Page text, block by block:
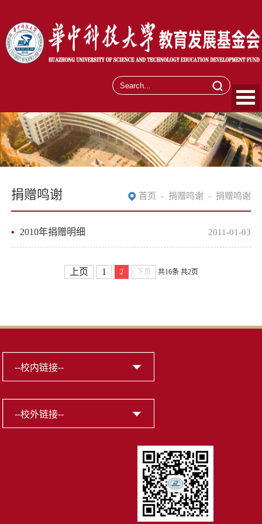
捐赠鸣谢 首页 - 捐赠鸣谢 - 捐赠鸣谢
2010年捐赠明细 2011-01-03
上页 1 2 下页 共16条 共2页